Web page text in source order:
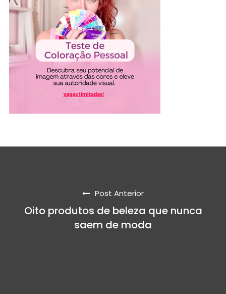
Post Anterior
Oito produtos de beleza que nunca
saem de moda